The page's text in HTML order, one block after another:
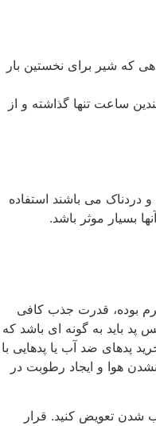
که شیر برای نخستین بار
ساعت تنها گذاشته و از
دردناک می باشند استفاده
بسیار موثر باشد.
بوده، قدرت جذب کافی
باید به گونه ای باشد که
پدهای ضد آب یا پدهایی با
هوا و ایجاد رطوبت در
شدن تعویض کنید. قرار